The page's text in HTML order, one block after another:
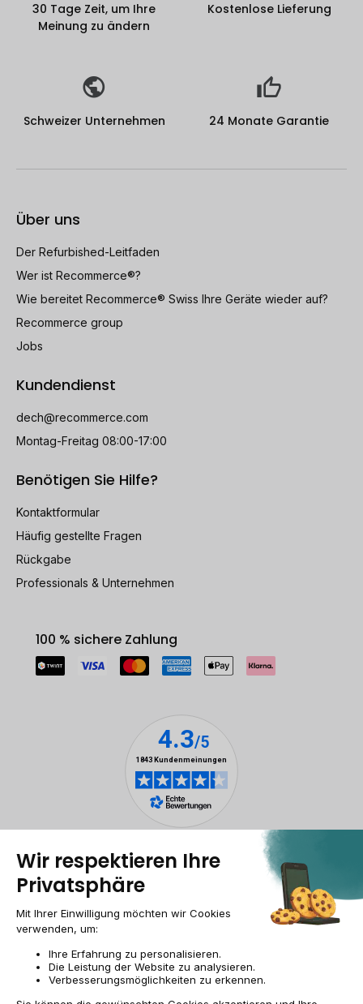
30 Tage Zeit, um Ihre
Meinung zu ändern
Kostenlose Lieferung
Schweizer Unternehmen 24 Monate Garantie
Über uns
Der Refurbished-Leitfaden
Wer ist Recommerce®?
Wie bereitet Recommerce® Swiss Ihre Geräte wieder auf?
Recommerce group
Jobs
Kundendienst
dech@recommerce.com
Montag-Freitag 08:00-17:00
Benötigen Sie Hilfe?
Kontaktformular
Häufig gestellte Fragen
Rückgabe
Professionals & Unternehmen
100 % sichere Zahlung
Rechtliche Hinweise
Cookie-Verwaltung
Allgemeine Geschäftsbedingungen
Personenbezogener daten
Webseite der Recommerce Group
CH-DE | CHF